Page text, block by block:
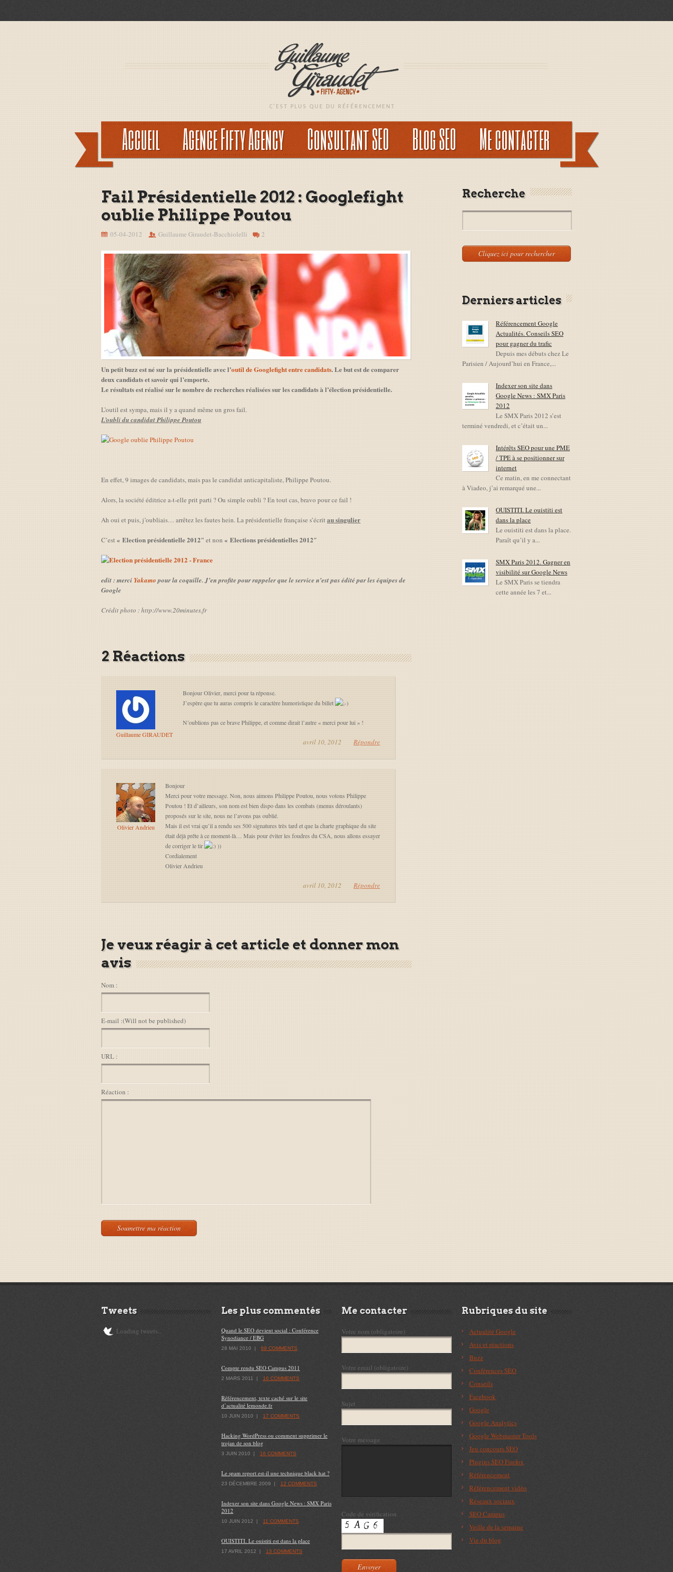
C'EST PLUS QUE DU RÉFÉRENCEMENT
Accueil Agence Fifty Agency Consultant SEO Blog SEO Me contacter
Fail Présidentielle 2012 : Googlefight
oublie Philippe Poutou
05-04-2012 Guillaume Giraudet-Bacchiolelli 2
Un petit buzz est né sur la présidentielle avec l’outil de Googlefight entre candidats. Le but est de comparer
deux candidats et savoir qui l’emporte.
Le résultats est réalisé sur le nombre de recherches réalisées sur les candidats à l’élection présidentielle.
L’outil est sympa, mais il y a quand même un gros fail.
L’oubli du candidat Philippe Poutou
En effet, 9 images de candidats, mais pas le candidat anticapitaliste, Philippe Poutou.
Alors, la société éditrice a-t-elle prit parti ? Ou simple oubli ? En tout cas, bravo pour ce fail !
Ah oui et puis, j’oubliais… arrêtez les fautes hein. La présidentielle française s’écritau singulier
C’est« Election présidentielle 2012″ et non « Elections présidentielles 2012″
edit : merci Yakamo pour la coquille. J’en profite pour rappeler que le service n’est pas édité par les équipes de
Google
Crédit photo : http://www.20minutes.fr
2 Réactions
Guillaume GIRAUDET
Bonjour Olivier, merci pour ta réponse.
J’espère que tu auras compris le caractère humoristique du billet
N’oublions pas ce brave Philippe, et comme dirait l’autre « merci pour lui » !
avril 10, 2012 Répondre
Olivier Andrieu
Bonjour
Merci pour votre message. Non, nous aimons Philippe Poutou, nous votons Philippe
Poutou ! Et d’ailleurs, son nom est bien dispo dans les combats (menus déroulants)
proposés sur le site, nous ne l’avons pas oublié.
Mais il est vrai qu’il a rendu ses 500 signatures très tard et que la charte graphique du site
était déjà prête à ce moment-là… Mais pour éviter les foudres du CSA, nous allons essayer
de corriger le tir
))
Cordialement
Olivier Andrieu
avril 10, 2012 Répondre
Je veux réagir à cet article et donner mon
avis
Nom :
E-mail :(Will not be published)
URL :
Réaction :
Recherche
Derniers articles
Référencement Google
Actualités. Conseils SEO
pour gagner du trafic
Depuis mes débuts chez Le
Parisien / Aujourd’hui en France,...
Indexer son site dans
Google News : SMX Paris
2012
Le SMX Paris 2012 s’est
terminé vendredi, et c’était un...
Intérêts SEO pour une PME
/ TPE à se positionner sur
internet
Ce matin, en me connectant
à Viadeo, j’ai remarqué une...
OUISTITI. Le ouistiti est
dans la place
Le ouistiti est dans la place.
Paraît qu’il y a...
SMX Paris 2012. Gagner en
visibilité sur Google News
Le SMX Paris se tiendra
cette année les 7 et...
Tweets
Loading tweets...
Les plus commentés
Quand le SEO devient social : Conférence
Synodiance / EBG
28 MAI 2010 | 69 COMMENTS
Compte rendu SEO Campus 2011
2 MARS 2011 | 16 COMMENTS
Référencement, texte caché sur le site
d’actualité lemonde.fr
10 JUIN 2010 | 17 COMMENTS
Hacking WordPress ou comment supprimer le
trojan de son blog
3 JUIN 2010 | 16 COMMENTS
Le spam report est-il une technique black hat ?
23 DÉCEMBRE 2009 | 12 COMMENTS
Indexer son site dans Google News : SMX Paris
2012
10 JUIN 2012 | 11 COMMENTS
OUISTITI. Le ouistiti est dans la place
17 AVRIL 2012 | 13 COMMENTS
Me contacter
Votre nom (obligatoire)
Votre email (obligatoire)
Sujet
Votre message
Code de vérification
Rubriques du site
Actualité Google
Avis et réactions
Buzz
Conférences SEO
Conseils
Facebook
Google
Google Analytics
Google Webmaster Tools
Jeu concours SEO
Plugins SEO Firefox
Référencement
Référencement vidéo
Réseaux sociaux
SEO Campus
Veille de la semaine
Vie du blog